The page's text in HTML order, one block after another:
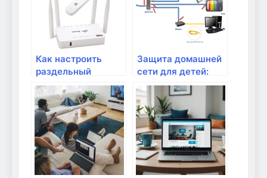
Как настроить
раздельный
доступ к Wi-Fi для
детей и взрослых
Защита домашней
сети для детей:
фильтры и
контроль